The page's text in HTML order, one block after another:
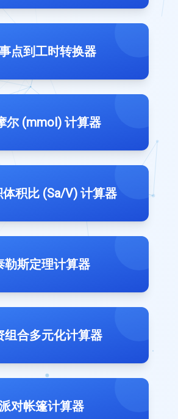
点到工时转换器
尔 (mmol) 计算器
积比 (Sa/V) 计算器
勒斯定理计算器
组合多元化计算器
对帐篷计算器